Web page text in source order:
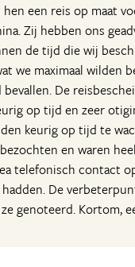
een reis op maat
Zij hebben ons
de tijd die wij
we maximaal wilden
De
op tijd en zeer
keurig op tijd te
en waren
telefonisch contact
De
genoteerd. Kortom,